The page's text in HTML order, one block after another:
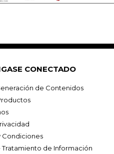
CONECTADO
de Contenidos
Condiciones
Tratamiento de Información